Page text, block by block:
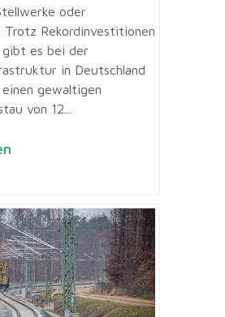
oder
Trotz Rekordinvestitionen
gibt es bei der
in Deutschland
gewaltigen
von 12...